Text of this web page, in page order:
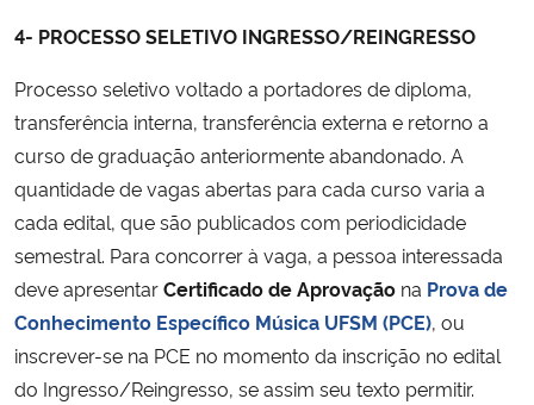
4- PROCESSO SELETIVO INGRESSO/REINGRESSO
Processo seletivo voltado a portadores de diploma,
transferência interna, transferência externa e retorno a
curso de graduação anteriormente abandonado. A
quantidade de vagas abertas para cada curso varia a
cada edital, que são publicados com periodicidade
semestral. Para concorrer à vaga, a pessoa interessada
deve apresentarCertificado de Aprovação na Prova de
Conhecimento Específico Música UFSM (PCE), ou
inscrever-se na PCE no momento da inscrição no edital
do Ingresso/Reingresso, se assim seu texto permitir.